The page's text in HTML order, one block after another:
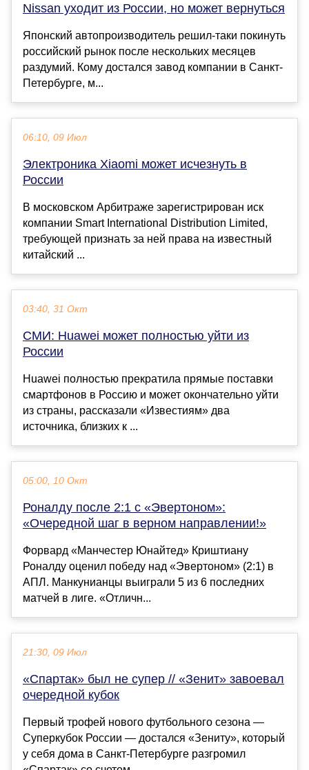
Nissan уходит из России, но может вернуться
Японский автопроизводитель решил-таки покинуть
российский рынок после нескольких месяцев
раздумий. Кому достался завод компании в Санкт-
Петербурге, м...
06:10, 09 Июл
Электроника Xiaomi может исчезнуть в
России
В московском Арбитраже зарегистрирован иск
компании Smart International Distribution Limited,
требующей признать за ней права на известный
китайский ...
03:40, 31 Окт
СМИ: Huawei может полностью уйти из
России
Huawei полностью прекратила прямые поставки
смартфонов в Россию и может окончательно уйти
из страны, рассказали «Известиям» два
источника, близких к ...
05:00, 10 Окт
Роналду после 2:1 с «Эвертоном»:
«Очередной шаг в верном направлении!»
Форвард «Манчестер Юнайтед» Криштиану
Роналду оценил победу над «Эвертоном» (2:1) в
АПЛ. Манкунианцы выиграли 5 из 6 последних
матчей в лиге. «Отличн...
21:30, 09 Июл
«Спартак» был не супер // «Зенит» завоевал
очередной кубок
Первый трофей нового футбольного сезона —
Суперкубок России — достался «Зениту», который
у себя дома в Санкт-Петербурге разгромил